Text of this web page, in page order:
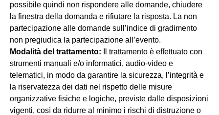
possibile quindi non rispondere alle domande, chiudere
la finestra della domanda e rifiutare la risposta. La non
partecipazione alle domande sull’indice di gradimento
non pregiudica la partecipazione all’evento.
Modalità del trattamento: Il trattamento è effettuato con
strumenti manuali e/o informatici, audio-video e
telematici, in modo da garantire la sicurezza, l’integrità e
la riservatezza dei dati nel rispetto delle misure
organizzative fisiche e logiche, previste dalle disposizioni
vigenti, così da ridurre al minimo i rischi di distruzione o